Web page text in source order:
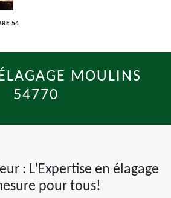
54
MOULINS
54770
: L'Expertise en élagage
pour tous!